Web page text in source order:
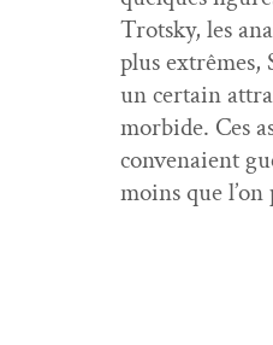
Trot­sky, les
plus extrêmes,
un cer­tain
mor­bide. Ces
con­ve­naient
moins que